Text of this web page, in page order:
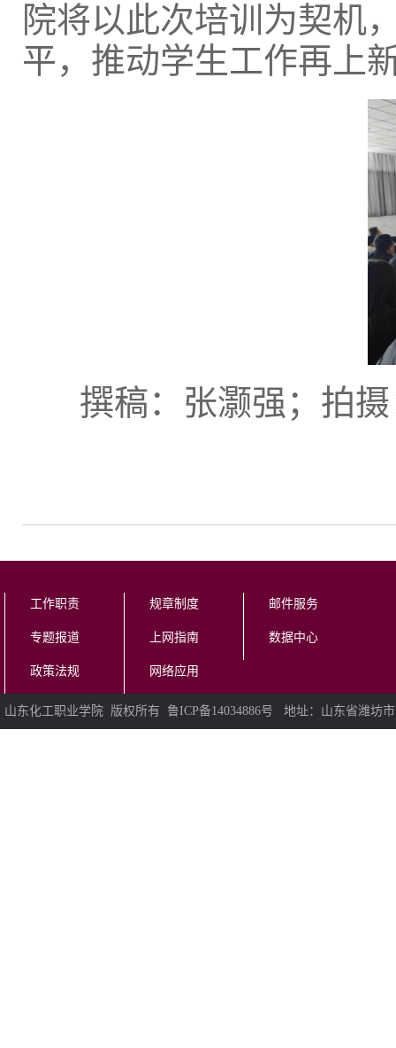
院将以此次培训为契机
平，推动学生工作再上
撰稿：张灏强；拍
工作职责
专题报道
政策法规
规章制度
上网指南
网络应用
邮件服务
数据中心
山东化工职业学院 版权所有 鲁ICP备14034886号 地址：山东省潍坊